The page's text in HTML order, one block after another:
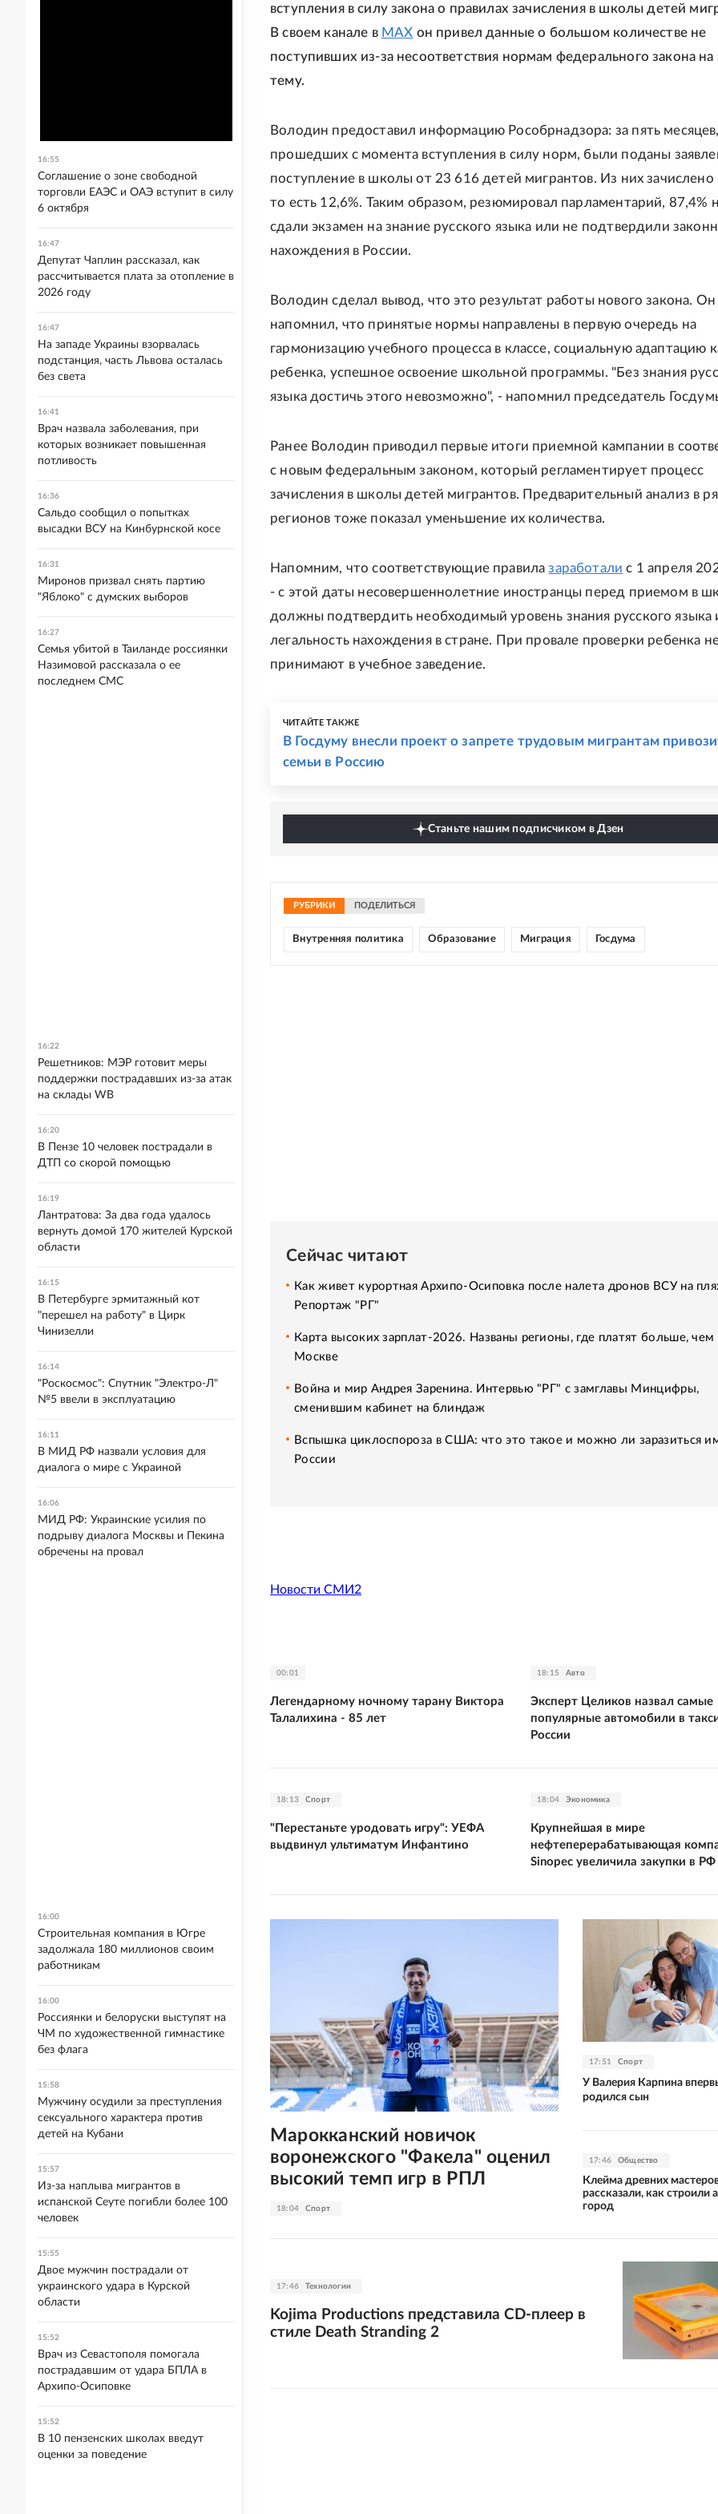
вступления в силу закона о правилах зачисления в школы детей
В своем канале в MAX он привел данные о большом количестве не
поступивших из-за несоответствия нормам федерального закона на
тему.
Володин предоставил информацию Рособрнадзора: за пять
прошедших с момента вступления в силу норм, были поданы
поступление в школы от 23 616 детей мигрантов. Из них зачислено
то есть 12,6%. Таким образом, резюмировал парламентарий, 87,4%
сдали экзамен на знание русского языка или не подтвердили
нахождения в России.
Володин сделал вывод, что это результат работы нового закона.
напомнил, что принятые нормы направлены в первую очередь на
гармонизацию учебного процесса в классе, социальную адаптацию
ребенка, успешное освоение школьной программы. "Без знания
языка достичь этого невозможно", - напомнил председатель
Ранее Володин приводил первые итоги приемной кампании в
с новым федеральным законом, который регламентирует процесс
зачисления в школы детей мигрантов. Предварительный анализ в
регионов тоже показал уменьшение их количества.
Напомним, что соответствующие правилазаработали с 1 апреля
- с этой даты несовершеннолетние иностранцы перед приемом в
должны подтвердить необходимый уровень знания русского языка
легальность нахождения в стране. При провале проверки ребенка
принимают в учебное заведение.
ЧИТАЙТЕ ТАКЖЕ
В Госдуму внесли проект о запрете трудовым мигрантам
семьи в Россию
Станьте нашим подписчиком в Дзен
РУБРИКИ ПОДЕЛИТЬСЯ
Внутренняя политика Образование Миграция Госдума
Сейчас читают
Как живет курортная Архипо-Осиповка после налета дронов ВСУ на
Репортаж "РГ"
Карта высоких зарплат-2026. Названы регионы, где платят больше, чем
Москве
Война и мир Андрея Заренина. Интервью "РГ" с замглавы Минцифры,
сменившим кабинет на блиндаж
Вспышка циклоспороза в США: что это такое и можно ли заразиться
России
Новости СМИ2
00:01
Легендарному ночному тарану Виктора
Талалихина - 85 лет
18:15 Авто
Эксперт Целиков назвал самые
популярные автомобили в
России
18:13 Спорт
"Перестаньте уродовать игру": УЕФА
выдвинул ультиматум Инфантино
18:04 Экономика
Крупнейшая в мире
нефтеперерабатывающая
Sinopec увеличила закупки в РФ
18:04 Спорт
Марокканский новичок
воронежского "Факела" оценил
высокий темп игр в РПЛ
17:51 Спорт
У Валерия Карпина
родился сын
17:46 Общество
Клейма древних
рассказали, как строили
город
17:46 Технологии
Kojima Productions представила CD-плеер в
стиле Death Stranding 2
16:55
Соглашение о зоне свободной
торговли ЕАЭС и ОАЭ вступит в силу
6 октября
16:47
Депутат Чаплин рассказал, как
рассчитывается плата за отопление в
2026 году
16:47
На западе Украины взорвалась
подстанция, часть Львова осталась
без света
16:41
Врач назвала заболевания, при
которых возникает повышенная
потливость
16:36
Сальдо сообщил о попытках
высадки ВСУ на Кинбурнской косе
16:31
Миронов призвал снять партию
"Яблоко" с думских выборов
16:27
Семья убитой в Таиланде россиянки
Назимовой рассказала о ее
последнем СМС
16:22
Решетников: МЭР готовит меры
поддержки пострадавших из-за атак
на склады WB
16:20
В Пензе 10 человек пострадали в
ДТП со скорой помощью
16:19
Лантратова: За два года удалось
вернуть домой 170 жителей Курской
области
16:15
В Петербурге эрмитажный кот
"перешел на работу" в Цирк
Чинизелли
16:14
"Роскосмос": Спутник "Электро-Л"
№5 ввели в эксплуатацию
16:11
В МИД РФ назвали условия для
диалога о мире с Украиной
16:06
МИД РФ: Украинские усилия по
подрыву диалога Москвы и Пекина
обречены на провал
16:00
Строительная компания в Югре
задолжала 180 миллионов своим
работникам
16:00
Россиянки и белоруски выступят на
ЧМ по художественной гимнастике
без флага
15:58
Мужчину осудили за преступления
сексуального характера против
детей на Кубани
15:57
Из-за наплыва мигрантов в
испанской Сеуте погибли более 100
человек
15:55
Двое мужчин пострадали от
украинского удара в Курской
области
15:52
Врач из Севастополя помогала
пострадавшим от удара БПЛА в
Архипо-Осиповке
15:52
В 10 пензенских школах введут
оценки за поведение